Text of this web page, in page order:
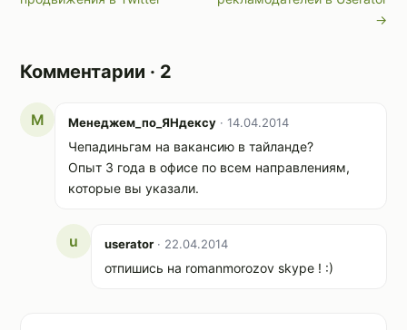
→
Комментарии · 2
М Менеджем_по_ЯНдексу · 14.04.2014
Чепадиньгам на вакансию в тайланде?
Опыт 3 года в офисе по всем направлениям,
которые вы указали.
u userator · 22.04.2014
отпишись на romanmorozov skype ! :)